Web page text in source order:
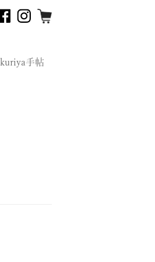
kuriya手帖